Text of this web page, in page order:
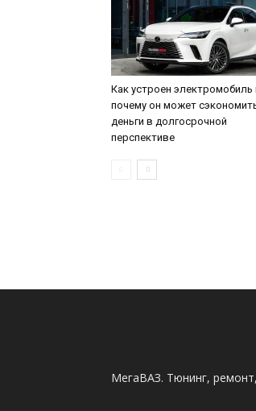
Как устроен электромобиль
почему он может
деньги в долгосрочной
перспективе
МегаВАЗ. Тюнинг,